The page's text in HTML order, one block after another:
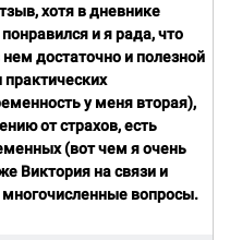
хотя в дневнике
и я рада, что
нем достаточно и полезной
у меня вторая),
от страхов, есть
(вот чем я очень
Виктория на связи и
вопросы.